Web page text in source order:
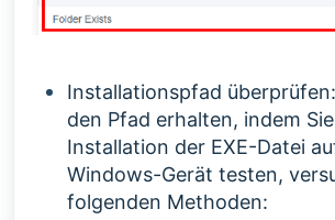
Installationspfad
den Pfad erhalten, indem
Installation der EXE-Datei
Windows-Gerät testen,
folgenden Methoden: